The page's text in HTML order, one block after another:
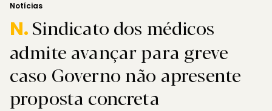
Notícias
N.Sindicato dos médicos
admite avançar para greve
caso Governo não apresente
proposta concreta